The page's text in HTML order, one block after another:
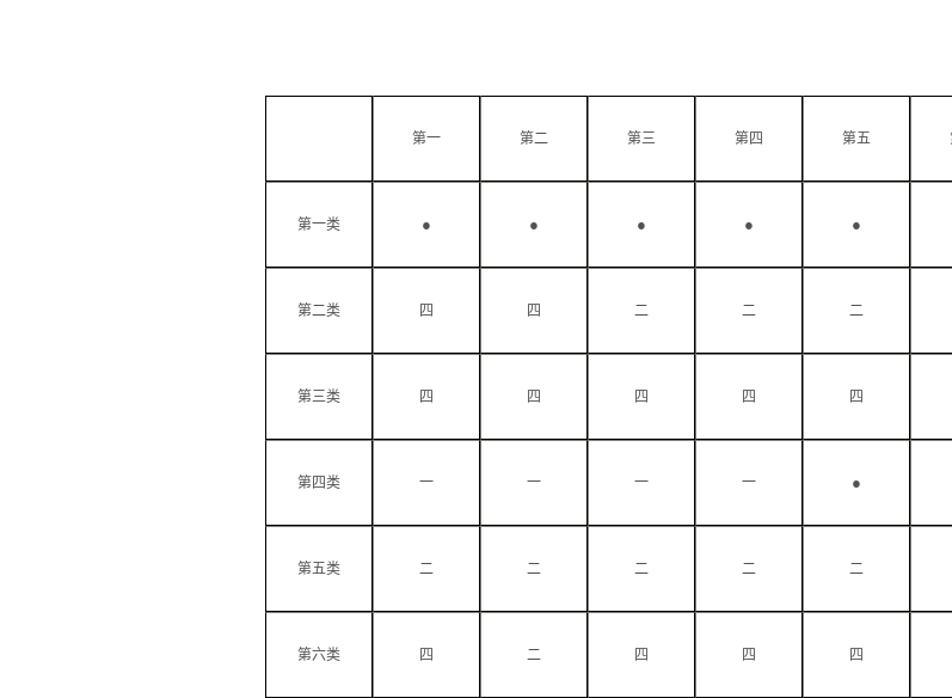
第一 第二 第三 第四 第五
第一类 ● ● ● ● ●
第二类 四 四 二 二 二
第三类 四 四 四 四 四
第四类 一 一 一 一 ●
第五类 二 二 二 二 二
第六类 四 二 四 四 四